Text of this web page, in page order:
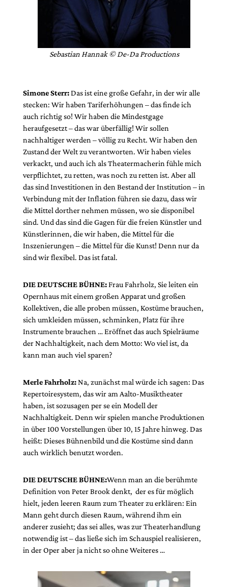
Sebastian Hannak © De-Da Productions
Simone Sterr:Das ist eine große Gefahr, in der wir alle
stecken: Wir haben Tariferhöhungen – das finde ich
auch richtig so! Wir haben die Mindestgage
heraufgesetzt – das war überfällig! Wir sollen
nachhaltiger werden – völlig zu Recht. Wir haben den
Zustand der Welt zu verantworten. Wir haben vieles
verkackt, und auch ich als Theatermacherin fühle mich
verpflichtet, zu retten, was noch zu retten ist. Aber all
das sind Investitionen in den Bestand der Institution – in
Verbindung mit der Inflation führen sie dazu, dass wir
die Mittel dorther nehmen müssen, wo sie disponibel
sind. Und das sind die Gagen für die freien Künstler und
Künstlerinnen, die wir haben, die Mittel für die
Inszenierungen – die Mittel für die Kunst! Denn nur da
sind wir flexibel. Das ist fatal.
DIE DEUTSCHE BÜHNE:Frau Fahrholz, Sie leiten ein
Opernhaus mit einem großen Apparat und großen
Kollektiven, die alle proben müssen, Kostüme brauchen,
sich umkleiden müssen, schminken, Platz für ihre
Instrumente brauchen … Eröffnet das auch Spielräume
der Nachhaltigkeit, nach dem Motto: Wo viel ist, da
kann man auch viel sparen?
Merle Fahrholz:Na, zunächst mal würde ich sagen: Das
Repertoiresystem, das wir am Aalto-Musiktheater
haben, ist sozusagen per se ein Modell der
Nachhaltigkeit. Denn wir spielen manche Produktionen
in über 100 Vorstellungen über 10, 15 Jahre hinweg. Das
heißt: Dieses Bühnenbild und die Kostüme sind dann
auch wirklich benutzt worden.
DIE DEUTSCHE BÜHNE:Wenn man an die berühmte
De­finition von Peter Brook denkt, der es für möglich
hielt, jeden leeren Raum zum Theater zu erklä­ren: Ein
Mann geht durch diesen Raum, während ihm ein
anderer zusieht; das sei alles, was zur Theaterhandlung
notwendig ist – das ließe sich im Schauspiel realisieren,
in der Oper aber ja nicht so ohne Weiteres …